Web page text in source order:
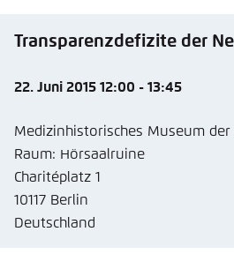
Transparenzdefizite der
22. Juni 2015 12:00 - 13:45
Medizinhistorisches Museum der
Raum: Hörsaalruine
Charitéplatz 1
10117 Berlin
Deutschland